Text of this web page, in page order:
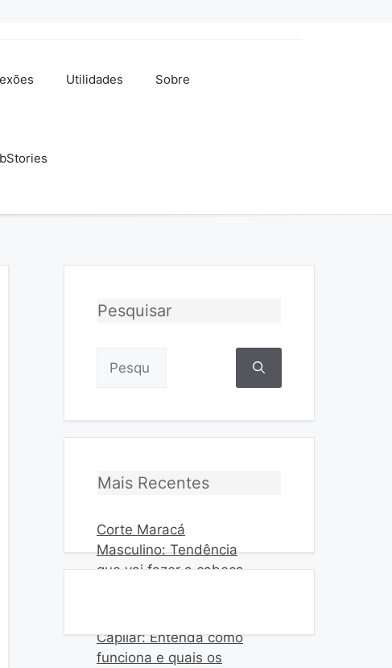
Utilidades Sobre
Pesquisar
por:
Mais Recentes
Corte Maracá
Masculino: Tendência
que vai fazer a cabeça
Capilar: Entenda como
funciona e quais os